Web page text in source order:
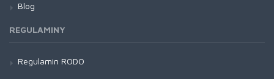
Blog
REGULAMINY
Regulamin RODO